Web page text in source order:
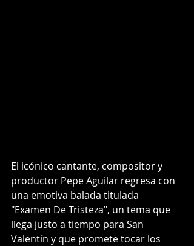
El icónico cantante, compositor y
productor Pepe Aguilar regresa con
una emotiva balada titulada
"Examen De Tristeza", un tema que
llega justo a tiempo para San
Valentín y que promete tocar los